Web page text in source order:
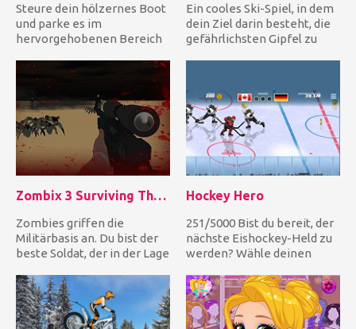
Steure dein hölzernes Boot
und parke es im
hervorgehobenen Bereich
andere Boote...
Ein cooles Ski-Spiel, in dem
dein Ziel darin besteht, die
gefährlichsten Gipfel zu
Zombix 3 Surviving The Desert
Zombies griffen die
Militärbasis an. Du bist der
beste Soldat, der in der Lage
Hockey Hero
251/5000 Bist du bereit, der
nächste Eishockey-Held zu
werden? Wähle deinen